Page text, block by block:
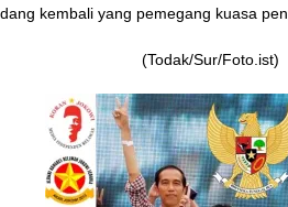
kembali yang pemegang kuasa
(Todak/Sur/Foto.ist)